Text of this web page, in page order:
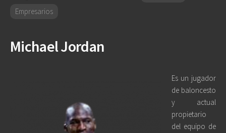
Empresarios
Michael Jordan
Es un jugador
de baloncesto
y actual
propietario
del equipo de